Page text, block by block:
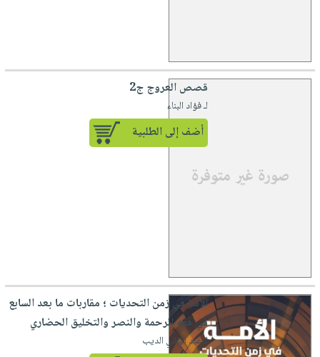
قصص العروج ج2
لـ فؤاد البناء
أضف إلى الطلبية
الأمة في زمن التحديات ؛ مقاربات ما بعد السابع
في فقه الرحمة والنصر والتخليق الحضاري
لـ عبد الباقي الديب